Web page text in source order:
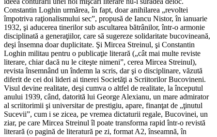
Constantin Loghin urmărea, în fapt, doar anihilarea „revoltei
împotriva raţionalismului sec”, propusă de Iancu Nistor, în ianuarie
1932, şi aducerea tinerilor sub ascultarea bătrânilor, într-o armonie
disciplinată a generaţiilor, care să sugereze solidaritate bucovineană,
deşi însemna doar duplicitate. Şi Mircea Streinul, şi Constantin
Loghin militau pentru o publicaţie literară („cât mai multe reviste
literare, chiar dacă nu le citeşte nimeni”, cerea Mircea Streinul),
revista însemnând un îndemn la scris, dar şi o disciplinare, văzută
diferit de cei doi lideri ai tinerei Societăţi a Scriitorilor Bucovineni.
Visul devine realitate, deşi cumva o altfel de realitate, la începutul
anului 1939, când, datorită lui George Alexianu, un mare admirator
al scriitorimii şi universitar de prestigiu, apare, finanţat de „ţinutul
Sucevii”, cum i se zicea, pe vremea dictaturii regale, Bucovinei, un
ziar, pe care Mircea Streinul îl poate transforma rapid într-o revistă
literară (o pagină de literatură pe zi, format A2, înseamnă, în